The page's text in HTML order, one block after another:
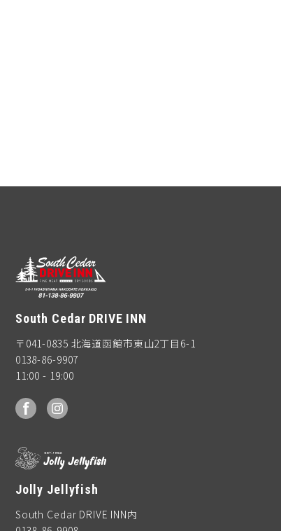
South Cedar DRIVE INN
〒041-0835 北海道函館市東山2丁目6-1
0138-86-9907
11:00 - 19:00
facebook
Jolly Jellyfish
South Cedar DRIVE INN内